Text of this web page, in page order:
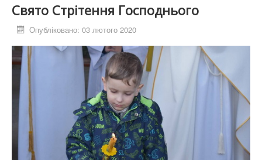
Свято Стрітення Господнього
Опубліковано: 03 лютого 2020